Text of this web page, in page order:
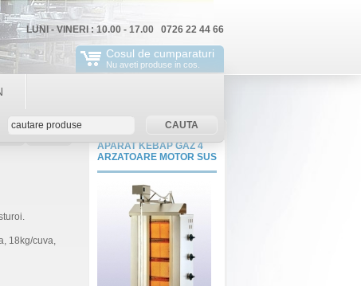
LUNI - VINERI : 10.00 - 17.00 0726 22 44 66
Cosul de cumparaturi
Nu aveti produse in cos.
18kg/cuva,
APARAT KEBAP GAZ 4
ARZATOARE MOTOR SUS